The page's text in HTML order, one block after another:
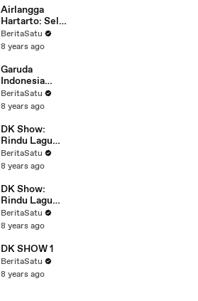
Terorisme
Airlangga
Hartarto: Sel
Tahanan
Khusus
Masuk RUU
BeritaSatu
8 years ago
Garuda
Indonesia
Tingkatkan
Pengamanan
Bom
BeritaSatu
8 years ago
DK Show:
Rindu Lagu
Anak #3
BeritaSatu
8 years ago
DK Show:
Rindu Lagu
Anak #4
BeritaSatu
8 years ago
DK SHOW 1
BeritaSatu
8 years ago